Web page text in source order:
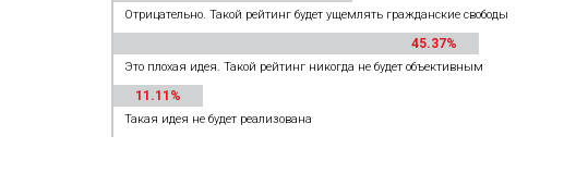
Отрицательно. Такой рейтинг будет ущемлять гражданские свободы
45.37%
Это плохая идея. Такой рейтинг никогда не будет объективным
11.11%
Такая идея не будет реализована